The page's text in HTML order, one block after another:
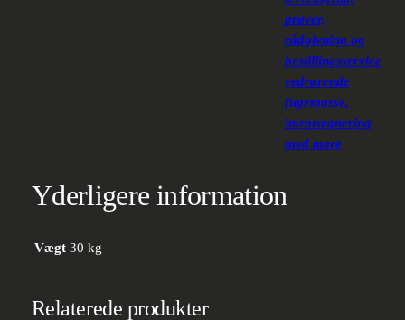
prøver,
rådgivning og
bestillingsservice
vedrørende
fugemasse,
imrprægnering
med mere
Yderligere information
Vægt 30 kg
Relaterede produkter